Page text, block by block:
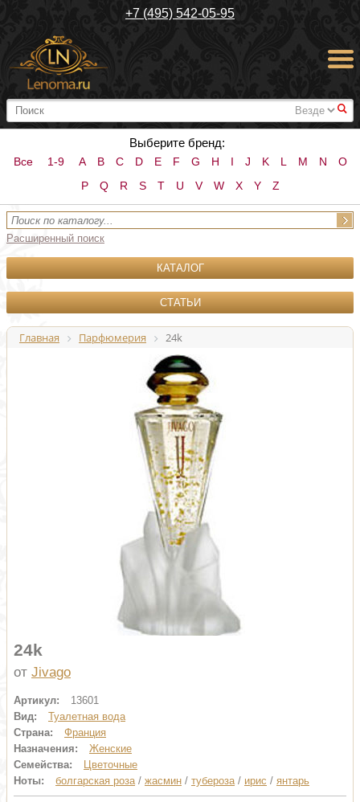
+7 (495) 542-05-95
#
Выберите бренд:
Все 1-9 A B C D E F G H I J K L M N
O
P
Q R S T U V W X Y Z
Расширенный поиск
КАТАЛОГ
СТАТЬИ
Главная Парфюмерия 24k
24k
от Jivago
Артикул:
13601
Вид:
Туалетная вода
Страна:
Франция
Назначения:
Женские
Семейства:
Цветочные
Ноты:
болгарская роза/ жасмин / тубероза/ ирис / янтарь